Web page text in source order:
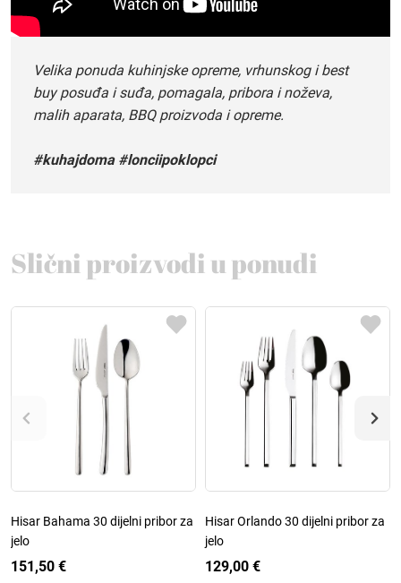
Velika ponuda kuhinjske opreme, vrhunskog i best
buy posuđa i suđa, pomagala, pribora i noževa,
malih aparata, BBQ proizvoda i opreme.
#kuhajdoma #lonciipoklopci
Slični proizvodi u ponudi
Hisar Bahama 30 dijelni pribor za
jelo
151,50 €
Hisar Orlando 30 dijelni pribor za
jelo
129,00 €